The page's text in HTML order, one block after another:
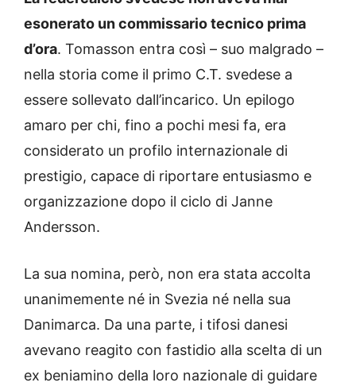
esonerato un commissario tecnico prima
d’ora. Tomasson entra così – suo malgrado –
nella storia come il primo C.T. svedese a
essere sollevato dall’incarico. Un epilogo
amaro per chi, fino a pochi mesi fa, era
considerato un profilo internazionale di
prestigio, capace di riportare entusiasmo e
organizzazione dopo il ciclo di Janne
Andersson.
La sua nomina, però, non era stata accolta
unanimemente né in Svezia né nella sua
Danimarca. Da una parte, i tifosi danesi
avevano reagito con fastidio alla scelta di un
ex beniamino della loro nazionale di guidare